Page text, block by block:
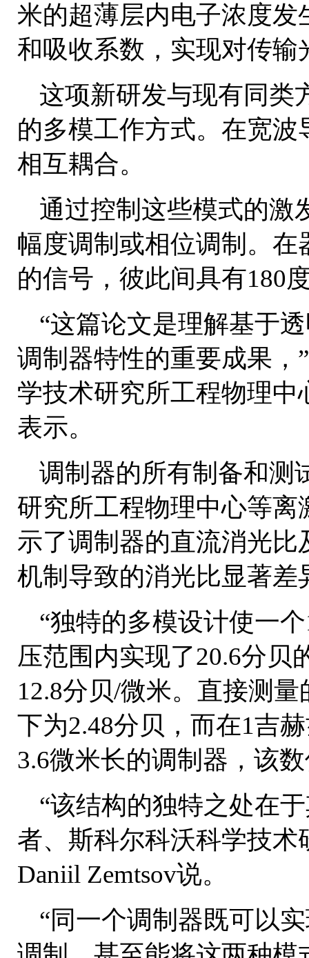
米的超薄层内电子浓度
和吸收系数，实现对传输
这项新研发与现有同类
的多模工作方式。在宽
相互耦合。
通过控制这些模式的激
幅度调制或相位调制。
的信号，彼此间具有180
“这篇论文是理解基于
调制器特性的重要成果，
学技术研究所工程物理中
表示。
调制器的所有制备和测
研究所工程物理中心等
示了调制器的直流消光
机制导致的消光比显著差
“独特的多模设计使一
压范围内实现了20.6分贝
12.8分贝/微米。直接测
下为2.48分贝，而在1吉
3.6微米长的调制器，该
“该结构的独特之处在
者、斯科尔科沃科学技
Daniil Zemtsov说。
“同一个调制器既可以